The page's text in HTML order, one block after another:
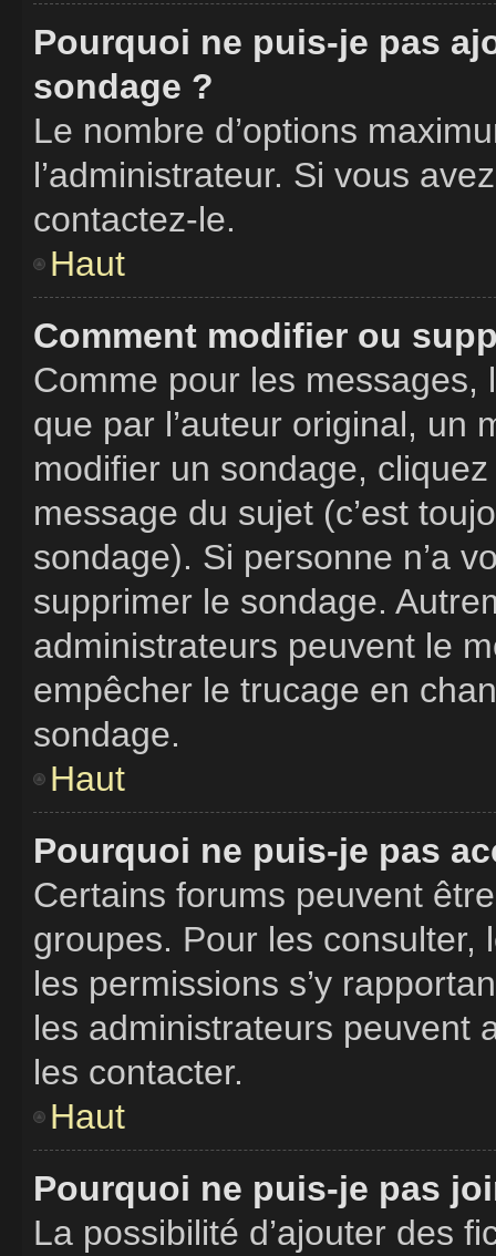
Pourquoi ne puis-je pas
sondage ?
Le nombre d’options
l’administrateur. Si vous
contactez-le.
Haut
Comment modifier ou
Comme pour les
que par l’auteur original, un
modifier un sondage,
message du sujet (c’est
sondage). Si personne n’a
supprimer le sondage.
administrateurs peuvent le
empêcher le trucage en
sondage.
Haut
Pourquoi ne puis-je pas
Certains forums peuvent
groupes. Pour les consulter,
les permissions s’y
les administrateurs peuvent
les contacter.
Haut
Pourquoi ne puis-je pas
La possibilité d’ajouter des